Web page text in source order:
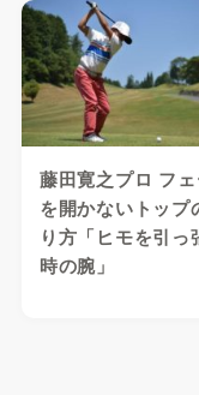
藤田寛之プロ フ
を開かないトップ
り方「ヒモを引っ
時の腕」